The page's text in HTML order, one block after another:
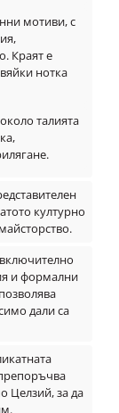
мотиви, с
Краят е
нотка
талията
културно
и формални
дали са
Целзий, за да